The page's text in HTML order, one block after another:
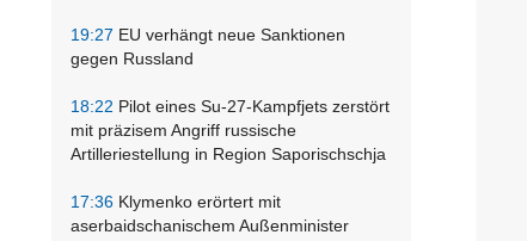
19:27 EU verhängt neue Sanktionen
gegen Russland
18:22 Pilot eines Su-27-Kampfjets zerstört
mit präzisem Angriff russische
Artilleriestellung in Region Saporischschja
17:36 Klymenko erörtert mit
aserbaidschanischem Außenminister